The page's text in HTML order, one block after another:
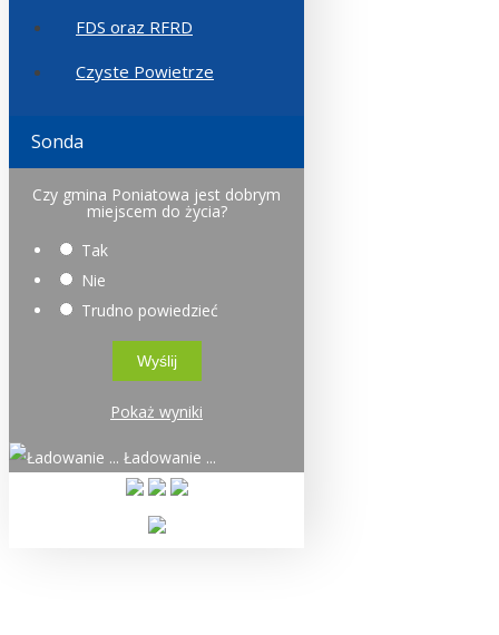
FDS oraz RFRD
Czyste Powietrze
Sonda
Czy gmina Poniatowa jest dobrym
miejscem do życia?
Tak
Nie
Trudno powiedzieć
Pokaż wyniki
Ładowanie ...